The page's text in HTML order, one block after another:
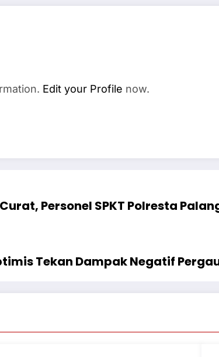
Edit your Profile now.
Personel SPKT Polresta
Tekan Dampak Negatif